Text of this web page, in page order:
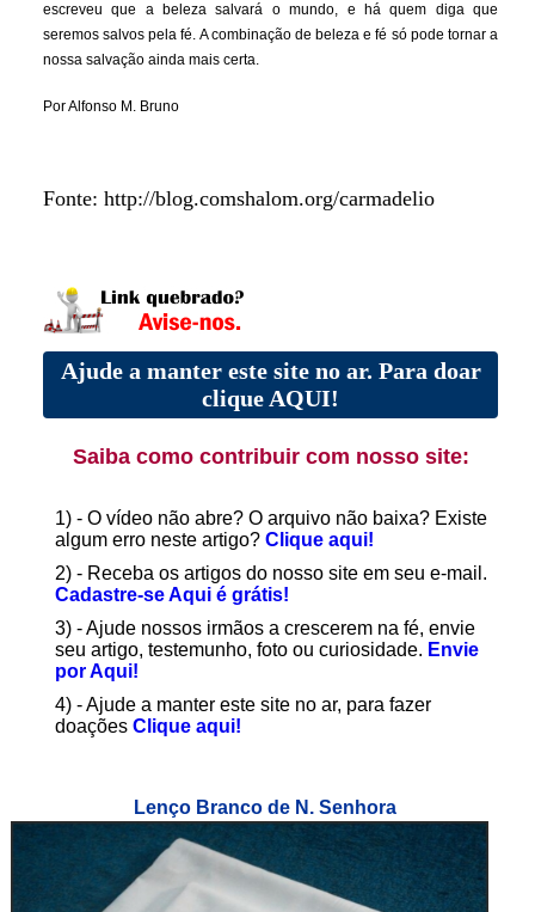
escreveu que a beleza salvará o mundo, e há quem diga que
seremos salvos pela fé. A combinação de beleza e fé só pode tornar a
nossa salvação ainda mais certa.
Por Alfonso M. Bruno
Fonte: http://blog.comshalom.org/carmadelio
Ajude a manter este site no ar. Para doar
clique AQUI!
Saiba como contribuir com nosso site:
1) - O vídeo não abre? O arquivo não baixa? Existe
algum erro neste artigo? Clique aqui!
2) - Receba os artigos do nosso site em seu e-mail.
Cadastre-se Aqui é grátis!
3) - Ajude nossos irmãos a crescerem na fé, envie
seu artigo, testemunho, foto ou curiosidade. Envie
por Aqui!
4) - Ajude a manter este site no ar, para fazer
doações Clique aqui!
Lenço Branco de N. Senhora